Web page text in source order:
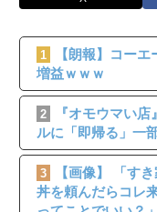
1
【朗報】コー
増益ｗｗｗ
2
『オモウマい
ルに「即帰る」一
3
【画像】 「す
丼を頼んだらコレ